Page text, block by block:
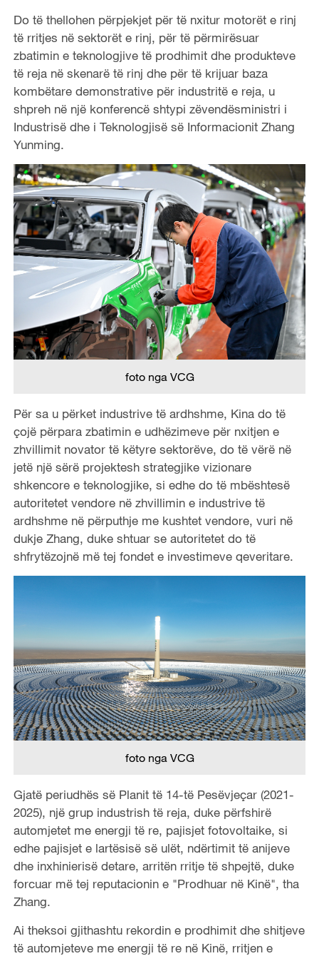
Do të thellohen përpjekjet për të nxitur motorët e rinj
të rritjes në sektorët e rinj, për të përmirësuar
zbatimin e teknologjive të prodhimit dhe produkteve
të reja në skenarë të rinj dhe për të krijuar baza
kombëtare demonstrative për industritë e reja, u
shpreh në një konferencë shtypi zëvendësministri i
Industrisë dhe i Teknologjisë së Informacionit Zhang
Yunming.
foto nga VCG
Për sa u përket industrive të ardhshme, Kina do të
çojë përpara zbatimin e udhëzimeve për nxitjen e
zhvillimit novator të këtyre sektorëve, do të vërë në
jetë një sërë projektesh strategjike vizionare
shkencore e teknologjike, si edhe do të mbështesë
autoritetet vendore në zhvillimin e industrive të
ardhshme në përputhje me kushtet vendore, vuri në
dukje Zhang, duke shtuar se autoritetet do të
shfrytëzojnë më tej fondet e investimeve qeveritare.
foto nga VCG
Gjatë periudhës së Planit të 14-të Pesëvjeçar (2021-
2025), një grup industrish të reja, duke përfshirë
automjetet me energji të re, pajisjet fotovoltaike, si
edhe pajisjet e lartësisë së ulët, ndërtimit të anijeve
dhe inxhinierisë detare, arritën rritje të shpejtë, duke
forcuar më tej reputacionin e "Prodhuar në Kinë", tha
Zhang.
Ai theksoi gjithashtu rekordin e prodhimit dhe shitjeve
të automjeteve me energji të re në Kinë, rritjen e